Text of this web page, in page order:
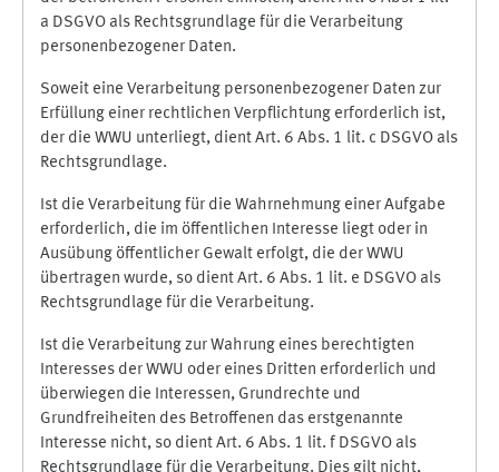
a DSGVO als Rechtsgrundlage für die Verarbeitung
personenbezogener Daten.
Soweit eine Verarbeitung personenbezogener Daten zur
Erfüllung einer rechtlichen Verpflichtung erforderlich ist,
der die WWU unterliegt, dient Art. 6 Abs. 1 lit. c DSGVO als
Rechtsgrundlage.
Ist die Verarbeitung für die Wahrnehmung einer Aufgabe
erforderlich, die im öffentlichen Interesse liegt oder in
Ausübung öffentlicher Gewalt erfolgt, die der WWU
übertragen wurde, so dient Art. 6 Abs. 1 lit. e DSGVO als
Rechtsgrundlage für die Verarbeitung.
Ist die Verarbeitung zur Wahrung eines berechtigten
Interesses der WWU oder eines Dritten erforderlich und
überwiegen die Interessen, Grundrechte und
Grundfreiheiten des Betroffenen das erstgenannte
Interesse nicht, so dient Art. 6 Abs. 1 lit. f DSGVO als
Rechtsgrundlage für die Verarbeitung. Dies gilt nicht,